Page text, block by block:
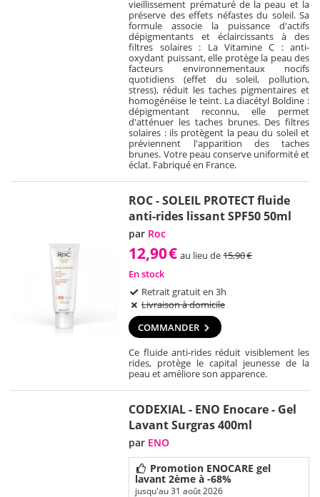
vieillissement prématuré de la peau et la
préserve des effets néfastes du soleil. Sa
formule associe la puissance d'actifs
dépigmentants et éclaircissants à des
filtres solaires : La Vitamine C : anti-
oxydant puissant, elle protège la peau des
facteurs environnementaux nocifs
quotidiens (effet du soleil, pollution,
stress), réduit les taches pigmentaires et
homogénéise le teint. La diacétyl Boldine :
dépigmentant reconnu, elle permet
d'atténuer les taches brunes. Des filtres
solaires : ils protègent la peau du soleil et
préviennent l'apparition des taches
brunes. Votre peau conserve uniformité et
éclat. Fabriqué en France.
ROC - SOLEIL PROTECT fluide
anti-rides lissant SPF50 50ml
par Roc
12,90€ au lieu de15,90€
En stock
Retrait gratuit en 3h
Livraison à domicile
COMMANDER
Ce fluide anti-rides réduit visiblement les
rides, protège le capital jeunesse de la
peau et améliore son apparence.
CODEXIAL - ENO Enocare - Gel
Lavant Surgras 400ml
par ENO
Promotion ENOCARE gel
lavant 2ème à -68%
jusqu'au 31 août 2026